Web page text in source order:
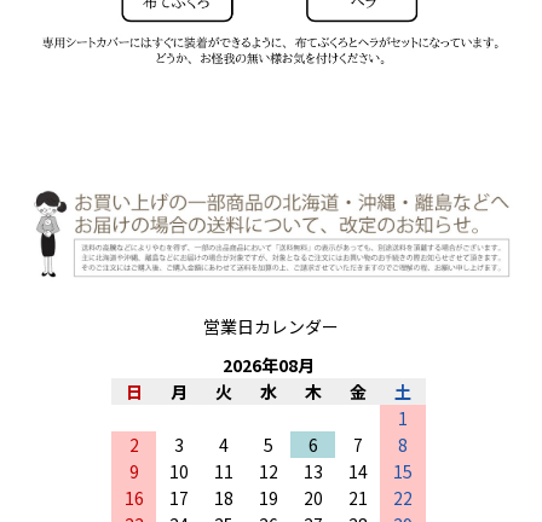
営業日カレンダー
2026年08月
日
月 火 水 木 金
土
1
2
3 4 5 6 7
8
9
10 11 12 13 14
15
16
17 18 19 20 21
22